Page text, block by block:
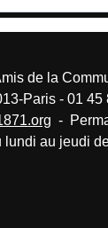
de la
Paris - 01 45
-
lundi au jeudi